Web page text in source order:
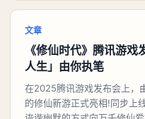
文章
《修仙时代》腾讯游
人生」由你执笔​​
在2025腾讯游戏发布会上，
的修仙新游正式亮相!同步上